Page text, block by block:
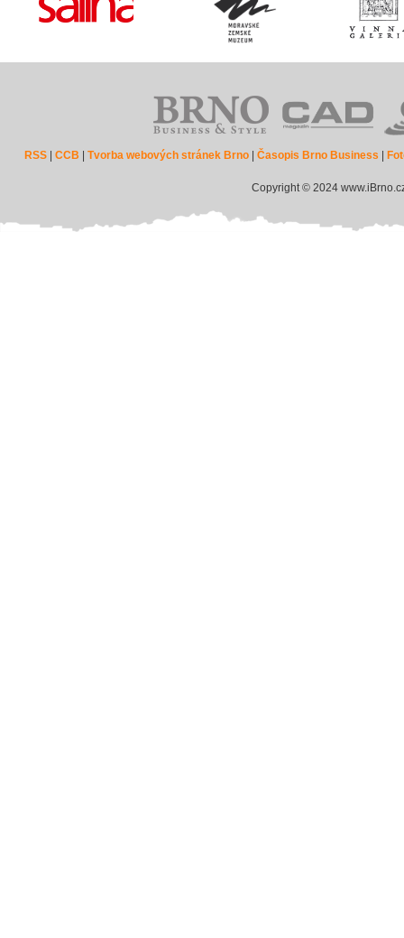
RSS |CCB |Tvorba webových stránek Brno |Časopis Brno Business
Copyright © 2024